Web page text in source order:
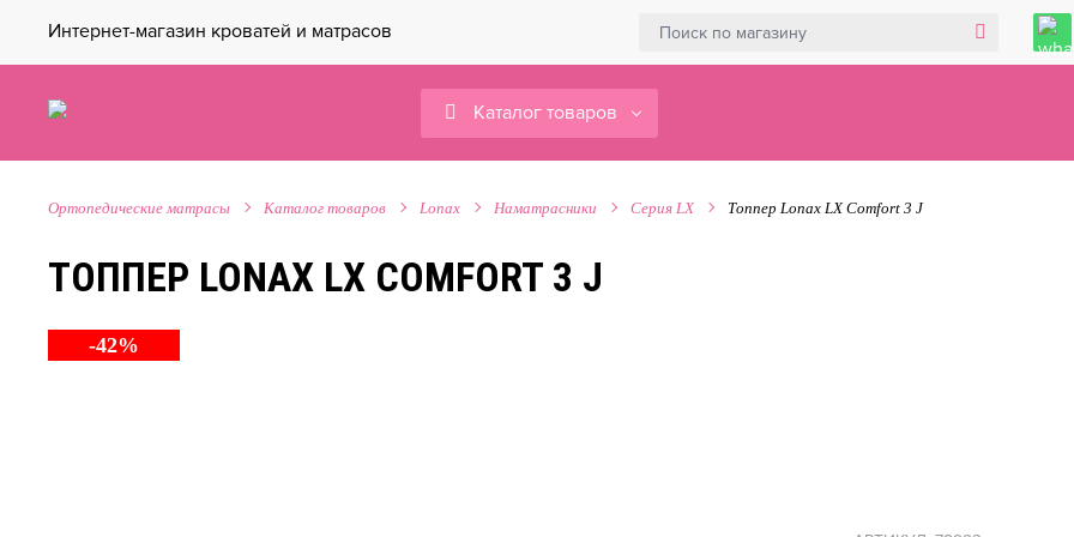
Интернет-магазин кроватей и матрасов
Каталог товаров
Ортопедические матрасы Каталог товаров Lonax Наматрасники Серия LX Топпер Lonax LX Comfort 3 J
ТОППЕР LONAX LX COMFORT 3 J
-42%